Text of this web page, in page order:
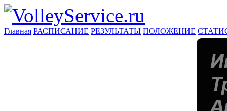
Главная РАСПИСАНИЕ РЕЗУЛЬТАТЫ ПОЛОЖЕНИЕ